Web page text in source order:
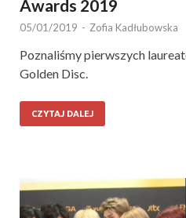
Awards 2019
05/01/2019 - Zofia Kadłubowska
Poznaliśmy pierwszych
Golden Disc.
CZYTAJ DALEJ